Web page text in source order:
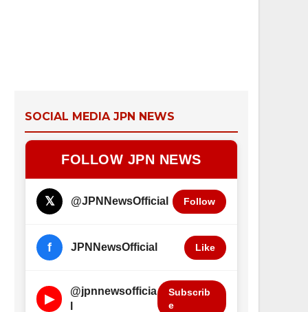
SOCIAL MEDIA JPN NEWS
FOLLOW JPN NEWS
𝕏 @JPNNewsOfficial Follow
f JPNNewsOfficial Like
▶
@jpnnewsofficia
Subscrib
e